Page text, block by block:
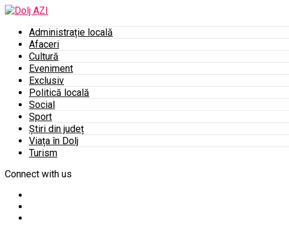
Administrație locală
Afaceri
Cultură
Eveniment
Exclusiv
Politică locală
Social
Sport
Știri din județ
Viața în Dolj
Turism
Connect with us